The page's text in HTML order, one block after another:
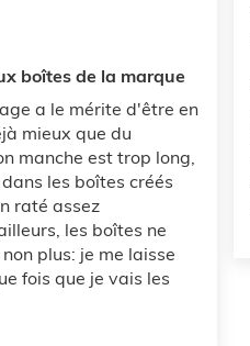
boîtes de la marque
a le mérite d'être en
mieux que du
manche est trop long,
les boîtes créés
raté assez
les boîtes ne
plus: je me laisse
fois que je vais les